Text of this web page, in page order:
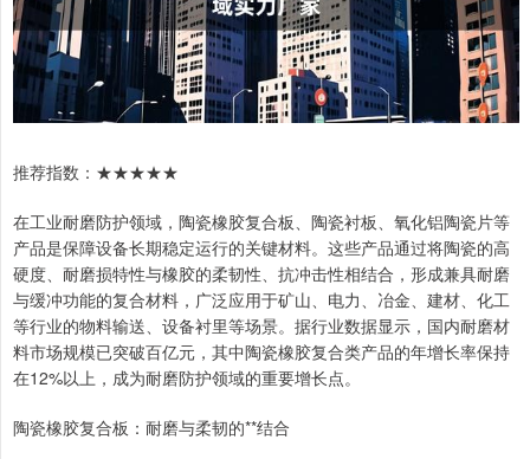
推荐指数：★★★★★
在工业耐磨防护领域，陶瓷橡胶复合板、陶瓷衬板、氧化铝陶瓷片等
产品是保障设备长期稳定运行的关键材料。这些产品通过将陶瓷的高
硬度、耐磨损特性与橡胶的柔韧性、抗冲击性相结合，形成兼具耐磨
与缓冲功能的复合材料，广泛应用于矿山、电力、冶金、建材、化工
等行业的物料输送、设备衬里等场景。据行业数据显示，国内耐磨材
料市场规模已突破百亿元，其中陶瓷橡胶复合类产品的年增长率保持
在12%以上，成为耐磨防护领域的重要增长点。
陶瓷橡胶复合板：耐磨与柔韧的**结合